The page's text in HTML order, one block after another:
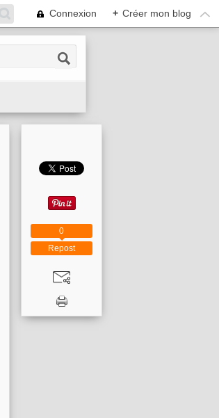
Connexion + Créer mon blog
Repost
0